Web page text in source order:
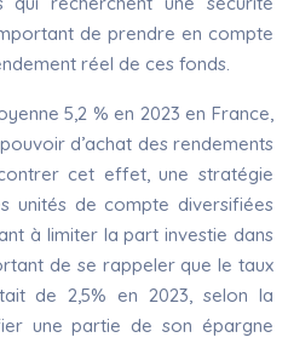
de prendre en compte
réel de ces fonds.
5,2 % en 2023 en France,
d’achat des rendements
cet effet, une stratégie
unités de compte diversifiées
à limiter la part investie dans
de se rappeler que le taux
de 2,5% en 2023, selon la
une partie de son épargne